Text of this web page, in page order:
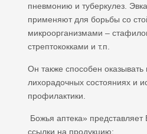
пневмонию и туберкулез.
применяют для борьбы со
микроорганизмами –
стрептококками и т.п.
Он также способен
лихорадочных состояниях и
профилактики.
Божья аптека»
ссылки на продукцию: